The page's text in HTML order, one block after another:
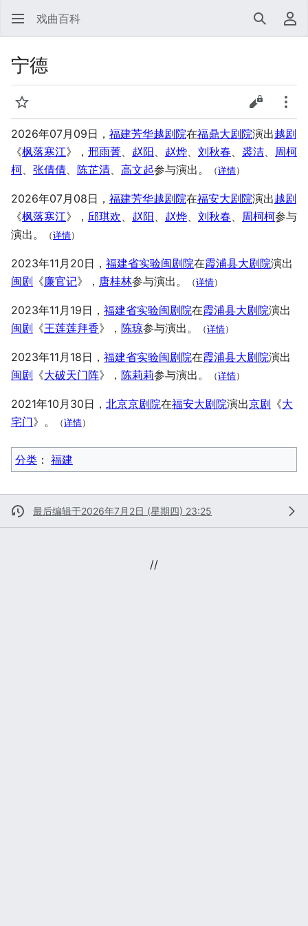
戏曲百科 搜索 用
宁德
监视 查看源代
更多
2026年07月09日， 福建芳华越剧院在福鼎大剧院演出越剧
《枫落寒江》， 邢雨菁、 赵阳、 赵烨、 刘秋春、 裘洁、 周柯
柯、 张倩倩、 陈芷清、 高文起参与演出。 （详情）
2026年07月08日， 福建芳华越剧院在福安大剧院演出越剧
《枫落寒江》， 邱琪欢、 赵阳、 赵烨、 刘秋春、 周柯柯参与
演出。
（详情）
2023年11月20日， 福建省实验闽剧院在霞浦县大剧院演出
闽剧 《廉官记》， 唐桂林参与演出。 （详情）
2023年11月19日， 福建省实验闽剧院在霞浦县大剧院演出
闽剧 《王莲莲拜香》， 陈琼参与演出。 （详情）
2023年11月18日， 福建省实验闽剧院在霞浦县大剧院演出
闽剧 《大破天门阵》， 陈莉莉参与演出。 （详情）
2021年10月30日， 北京京剧院在福安大剧院演出京剧 《大
宅门》。 （详情）
分类 ：​ 福建
最后编辑于2026年7月2日 (星期四) 23:25
//